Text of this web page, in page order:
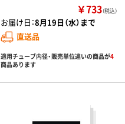
￥733（税込）
お届け日：8月19日（水）まで
直送品
適用チューブ内径・販売単位違いの商品が4
商品あります